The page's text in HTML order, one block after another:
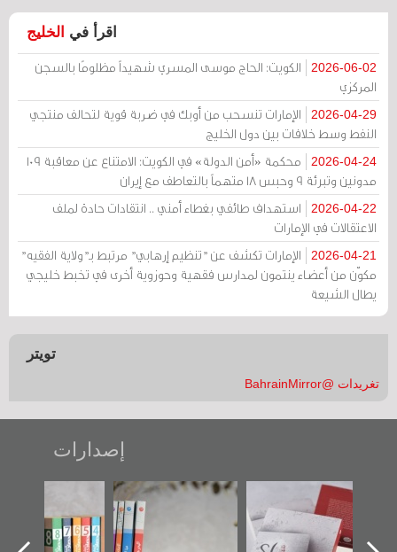
اقرأ في الخليج
2026-06-02
الكويت: الحاج موسى المسري شهيداً مظلومًا بالسجن
المركزي
2026-04-29
الإمارات تنسحب من أوبك في ضربة قوية لتحالف منتجي
النفط وسط خلافات بين دول الخليج
2026-04-24
محكمة «أمن الدولة» في الكويت: الامتناع عن معاقبة 109
مدونين وتبرئة 9 وحبس 18 متهماً بالتعاطف مع إيران
2026-04-22
استهداف طائفي بغطاء أمني .. انتقادات حادة لملف
الاعتقالات في الإمارات
2026-04-21
الإمارات تكشف عن "تنظيم إرهابي" مرتبط بـ"ولاية الفقيه"
مكوّن من أعضاء ينتمون لمدارس فقهية وحوزوية أخرى في تخبط خليجي
يطال الشيعة
تويتر
تغريدات @BahrainMirror
إصدارات
الأخير":
عن
تصنيف موضوعي
للوثائق البريطانية
يقدمه «مركز أوال»
"مرآة البحرين"
تصدر حصاد
الساحات 2019
عسكري